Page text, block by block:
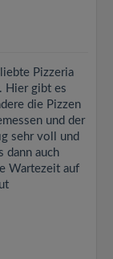
Pizzeria
Hier gibt es
die Pizzen
und der
sehr voll und
dann auch
Wartezeit auf